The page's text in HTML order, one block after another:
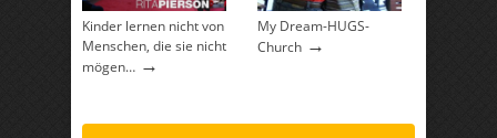
Kinder lernen nicht von
Menschen, die sie nicht
mögen… →
My Dream-HUGS-
Church →